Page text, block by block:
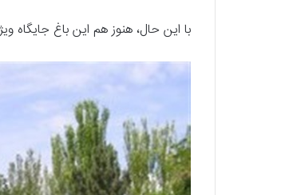
با این حال، هنوز هم این باغ جایگاه